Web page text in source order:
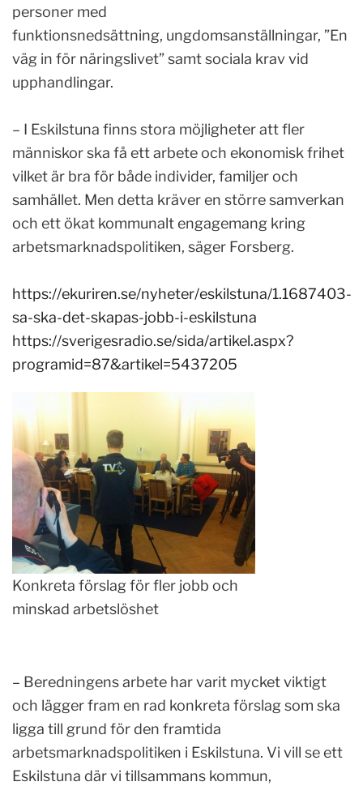
personer med
funktionsnedsättning, ungdomsanställningar, ”En
väg in för näringslivet” samt sociala krav vid
upphandlingar.
– I Eskilstuna finns stora möjligheter att fler
människor ska få ett arbete och ekonomisk frihet
vilket är bra för både individer, familjer och
samhället. Men detta kräver en större samverkan
och ett ökat kommunalt engagemang kring
arbetsmarknadspolitiken, säger Forsberg.
https://ekuriren.se/nyheter/eskilstuna/1.1687403-
sa-ska-det-skapas-jobb-i-eskilstuna
https://sverigesradio.se/sida/artikel.aspx?
programid=87&artikel=5437205
Konkreta förslag för fler jobb och
minskad arbetslöshet
– Beredningens arbete har varit mycket viktigt
och lägger fram en rad konkreta förslag som ska
ligga till grund för den framtida
arbetsmarknadspolitiken i Eskilstuna. Vi vill se ett
Eskilstuna där vi tillsammans kommun,